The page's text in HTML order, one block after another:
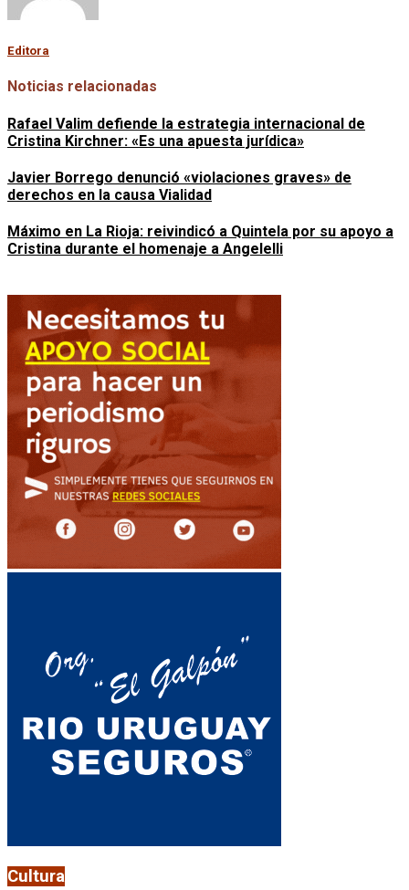
Editora
Noticias relacionadas
Rafael Valim defiende la estrategia internacional de
Cristina Kirchner: «Es una apuesta jurídica»
Javier Borrego denunció «violaciones graves» de
derechos en la causa Vialidad
Máximo en La Rioja: reivindicó a Quintela por su apoyo a
Cristina durante el homenaje a Angelelli
Cultura